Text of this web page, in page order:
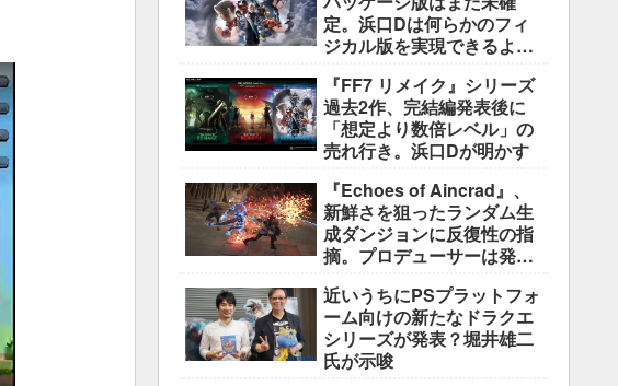
定。浜口Dは何らかのフィ
ジカル版を実現できるよう
『FF7 リメイク』シリーズ
過去2作、完結編発表後に
「想定より数倍レベル」の
売れ行き。浜口Dが明かす
『Echoes of Aincrad』、
新鮮さを狙ったランダム生
成ダンジョンに反復性の指
摘。プロデューサーは発売
近いうちにPSプラットフォ
ーム向けの新たなドラクエ
シリーズが発表？堀井雄二
氏が示唆